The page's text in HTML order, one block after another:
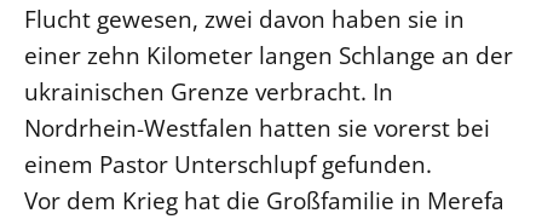
Flucht gewesen, zwei davon haben sie in
einer zehn Kilometer langen Schlange an der
ukrainischen Grenze verbracht. In
Nordrhein-Westfalen hatten sie vorerst bei
einem Pastor Unterschlupf gefunden.
Vor dem Krieg hat die Großfamilie in Merefa
MITARBEIT
Ehrenamt
Beruf
Freie Stellen